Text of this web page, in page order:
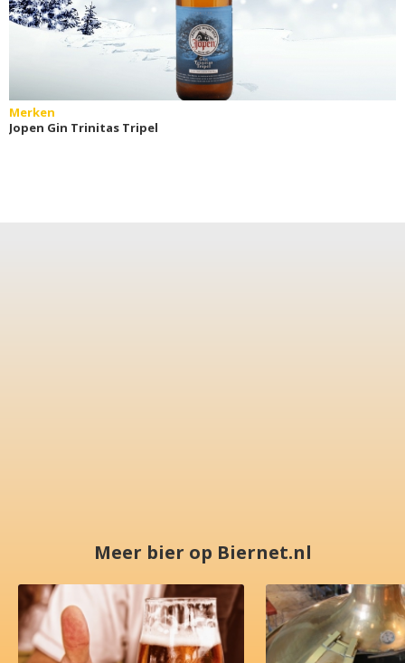
Merken
Jopen Gin Trinitas Tripel
Meer bier op Biernet.nl